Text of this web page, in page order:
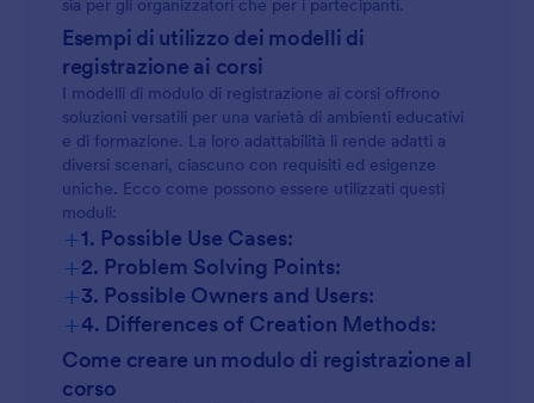
sia per gli organizzatori che per i partecipanti.
Esempi di utilizzo dei modelli di
registrazione ai corsi
I modelli di modulo di registrazione ai corsi offrono
soluzioni versatili per una varietà di ambienti educativi
e di formazione. La loro adattabilità li rende adatti a
diversi scenari, ciascuno con requisiti ed esigenze
uniche. Ecco come possono essere utilizzati questi
moduli:
+1. Possible Use Cases:
Iscrizione ai corsi scolastici e universitari:
Iscrizione a Workshop e Seminari:
+2. Problem Solving Points:
+3. Possible Owners and Users:
+4. Differences of Creation Methods:
Iscrizione Accademica:
Come creare un modulo di registrazione al
corso